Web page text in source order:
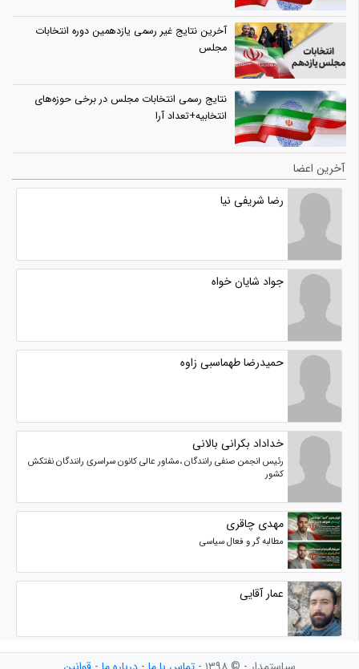
آخرین نتایج غیر رسمی یازدهمین دوره انتخابات
مجلس
نتایج رسمی انتخابات مجلس در برخی حوزه‌های
انتخابیه+تعداد آرا
آخرین اعضا
رضا شریفی نیا
جواد شایان خواه
حمیدرضا طهماسبی زاوه
خداداد بکرانی بالانی
رئیس انجمن صنفی رانندگان ،مشاور عالی کانون سراسری رانندگان نفتکش
کشور
مهدی چاقری
مطالبه گر و فعال سیاسی
عمار آقایی